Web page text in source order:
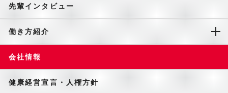
先輩インタビュー
働き方紹介
会社情報
健康経営宣言・人権方針